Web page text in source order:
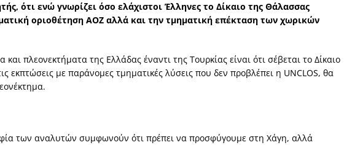
ότι ενώ γνωρίζει όσο ελάχιστοι Έλληνες το Δίκαιο της Θάλασσας
οριοθέτηση ΑΟΖ αλλά και την τμηματική επέκταση των χωρικών
πλεονεκτήματα της Ελλάδας έναντι της Τουρκίας είναι ότι σέβεται το Δίκαιο
εκπτώσεις με παράνομες τμηματικές λύσεις που δεν προβλέπει η UNCLOS, θα
των αναλυτών συμφωνούν ότι πρέπει να προσφύγουμε στη Χάγη, αλλά